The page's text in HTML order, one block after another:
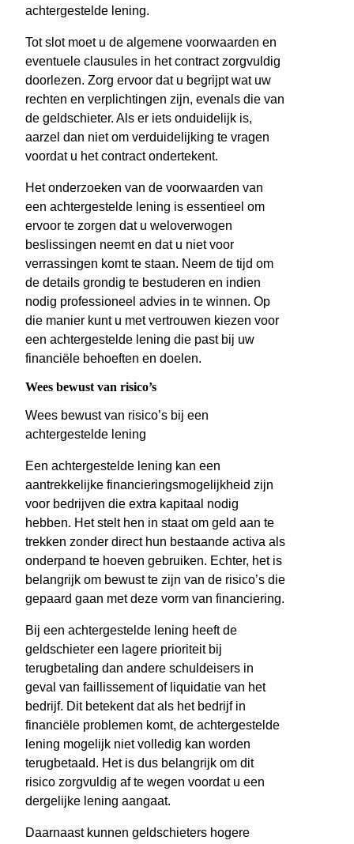
achtergestelde lening.
Tot slot moet u de algemene voorwaarden en
eventuele clausules in het contract zorgvuldig
doorlezen. Zorg ervoor dat u begrijpt wat uw
rechten en verplichtingen zijn, evenals die van
de geldschieter. Als er iets onduidelijk is,
aarzel dan niet om verduidelijking te vragen
voordat u het contract ondertekent.
Het onderzoeken van de voorwaarden van
een achtergestelde lening is essentieel om
ervoor te zorgen dat u weloverwogen
beslissingen neemt en dat u niet voor
verrassingen komt te staan. Neem de tijd om
de details grondig te bestuderen en indien
nodig professioneel advies in te winnen. Op
die manier kunt u met vertrouwen kiezen voor
een achtergestelde lening die past bij uw
financiële behoeften en doelen.
Wees bewust van risico’s
Wees bewust van risico’s bij een
achtergestelde lening
Een achtergestelde lening kan een
aantrekkelijke financieringsmogelijkheid zijn
voor bedrijven die extra kapitaal nodig
hebben. Het stelt hen in staat om geld aan te
trekken zonder direct hun bestaande activa als
onderpand te hoeven gebruiken. Echter, het is
belangrijk om bewust te zijn van de risico’s die
gepaard gaan met deze vorm van financiering.
Bij een achtergestelde lening heeft de
geldschieter een lagere prioriteit bij
terugbetaling dan andere schuldeisers in
geval van faillissement of liquidatie van het
bedrijf. Dit betekent dat als het bedrijf in
financiële problemen komt, de achtergestelde
lening mogelijk niet volledig kan worden
terugbetaald. Het is dus belangrijk om dit
risico zorgvuldig af te wegen voordat u een
dergelijke lening aangaat.
Daarnaast kunnen geldschieters hogere